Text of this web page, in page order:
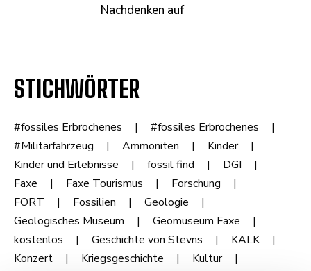
Nachdenken auf
STICHWÖRTER
#fossiles Erbrochenes
#fossiles Erbrochenes
#Militärfahrzeug
Ammoniten
Kinder
Kinder und Erlebnisse
fossil find
DGI
Faxe
Faxe Tourismus
Forschung
FORT
Fossilien
Geologie
Geologisches Museum
Geomuseum Faxe
kostenlos
Geschichte von Stevns
KALK
Konzert
Kriegsgeschichte
Kultur